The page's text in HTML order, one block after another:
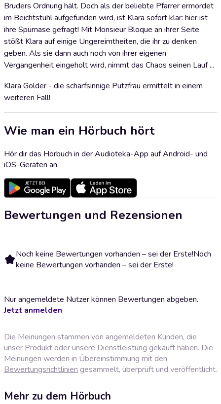
Bruders Ordnung hält. Doch als der beliebte Pfarrer ermordet
im Beichtstuhl aufgefunden wird, ist Klara sofort klar: hier ist
ihre Spürnase gefragt! Mit Monsieur Bloque an ihrer Seite
stößt Klara auf einige Ungereimtheiten, die ihr zu denken
geben. Als sie dann auch noch von ihrer eigenen
Vergangenheit eingeholt wird, nimmt das Chaos seinen Lauf ...
Klara Golder - die scharfsinnige Putzfrau ermittelt in einem
weiteren Fall!
Wie man ein Hörbuch hört
Hör dir das Hörbuch in der Audioteka-App auf Android- und
iOS-Geräten an
Bewertungen und Rezensionen
Noch keine Bewertungen vorhanden – sei der Erste!Noch
keine Bewertungen vorhanden – sei der Erste!
Nur angemeldete Nutzer können Bewertungen abgeben.
Jetzt anmelden
Die Meinungen stammen von angemeldeten Kunden, die
unser Produkt oder unsere Dienstleistung gekauft haben. Die
Meinungen werden in Übereinstimmung mit den
Bewertungsrichtlinien gesammelt, überprüft und veröffentlicht.
Mehr zu dem Hörbuch